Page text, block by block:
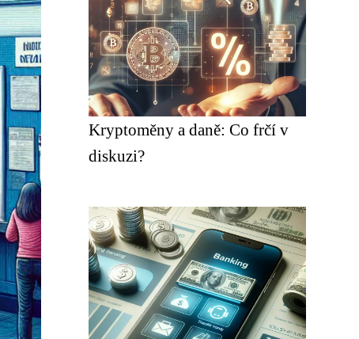
Kryptoměny a daně: Co frčí v
diskuzi?